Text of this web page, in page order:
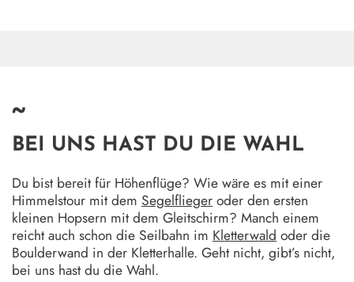
~
BEI UNS HAST DU DIE WAHL
Du bist bereit für Höhenflüge? Wie wäre es mit einer
Himmelstour mit dem Segelfliegeroder den ersten
kleinen Hopsern mit dem Gleitschirm? Manch einem
reicht auch schon die Seilbahn im Kletterwaldoder die
Boulderwand in der Kletterhalle. Geht nicht, gibt’s nicht,
bei uns hast du die Wahl.